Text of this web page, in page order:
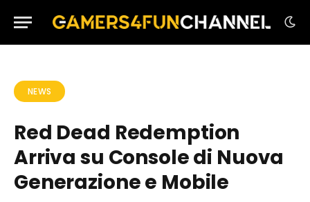
NEWS
Red Dead Redemption
Arriva su Console di Nuova
Generazione e Mobile